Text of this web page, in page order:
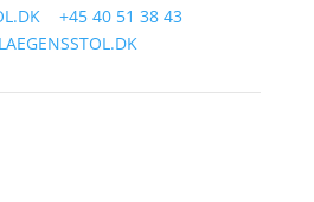
| +45 40 51 38 43